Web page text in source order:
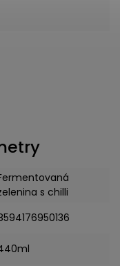
s chilli